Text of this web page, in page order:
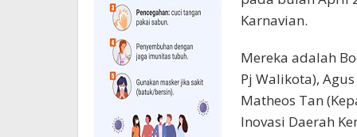
Karnavian.
Mereka adalah
Pj Walikota),
Matheos Tan
Inovasi Daerah